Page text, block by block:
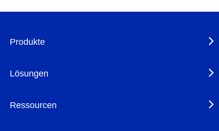
Produkte
Lösungen
Ressourcen